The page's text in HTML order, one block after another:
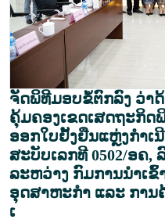
ຈັດພິທີມອບຂໍ້ຕົກລົງ ວ່າ
ຄຸ້ມຄອງເຂດເສດຖະກິດ
ອອກໃບຢັ້ງຢືນແຫຼ່ງກຳເ
ສະບັບເລກທີ 0502/ອຄ,
ລະຫວ່າງ ກົມການນຳເຂົ້
ອຸດສາຫະກຳ ແລະ ການ
ເ